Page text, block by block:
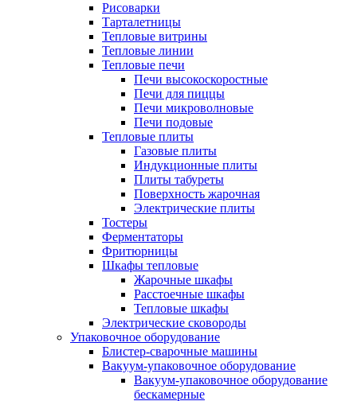
Рисоварки
Тарталетницы
Тепловые витрины
Тепловые линии
Тепловые печи
Печи высокоскоростные
Печи для пиццы
Печи микроволновые
Печи подовые
Тепловые плиты
Газовые плиты
Индукционные плиты
Плиты табуреты
Поверхность жарочная
Электрические плиты
Тостеры
Ферментаторы
Фритюрницы
Шкафы тепловые
Жарочные шкафы
Расстоечные шкафы
Тепловые шкафы
Электрические сковороды
Упаковочное оборудование
Блистер-сварочные машины
Вакуум-упаковочное оборудование
Вакуум-упаковочное оборудование
беcкамерные